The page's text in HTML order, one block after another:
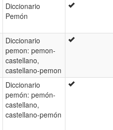
Diccionario
Pemón
Diccionario
pemon: pemon-
castellano,
castellano-pemon
Diccionario
pemón: pemón-
castellano,
castellano-pemón